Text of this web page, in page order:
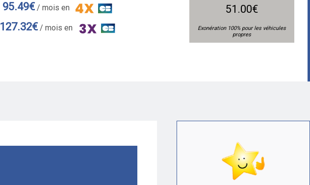
95.49€/ mois en
127.32€/ mois en
51.00€
Exonération 100% pour les véhicules
propres